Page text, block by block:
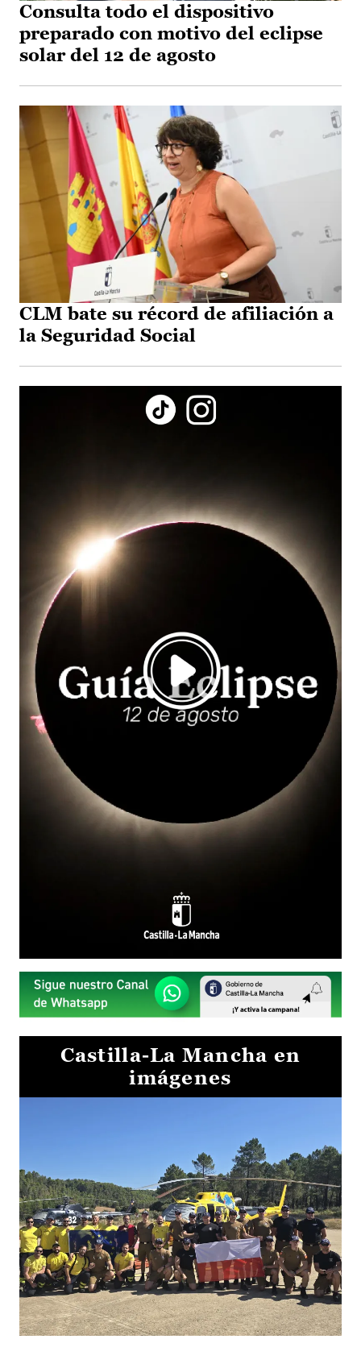
Consulta todo el dispositivo
preparado con motivo del eclipse
solar del 12 de agosto
CLM bate su récord de afiliación a
la Seguridad Social
Castilla-La Mancha en
imágenes